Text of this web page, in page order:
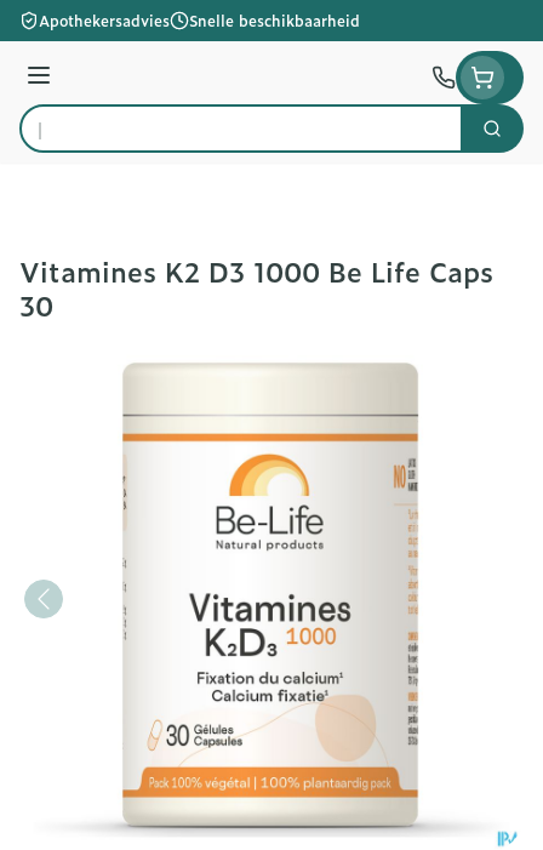
Ga naar de inhoud
Apothekersadvies Snelle beschikbaarheid
Menu
Product, merk, categorie...
Zoek
Vitamines K2 D3 1000 Be Life Caps
30